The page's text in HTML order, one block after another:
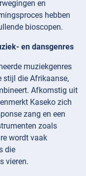
en
hebben
bioscopen.
en dansgenres
muziekgenres
stijl die Afrikaanse,
Afkomstig uit
Kaseko zich
zang en een
zoals
wordt vaak
die
vieren.